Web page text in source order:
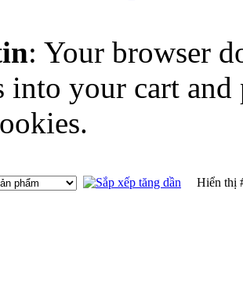
: Your browser
into your cart and
Hiển